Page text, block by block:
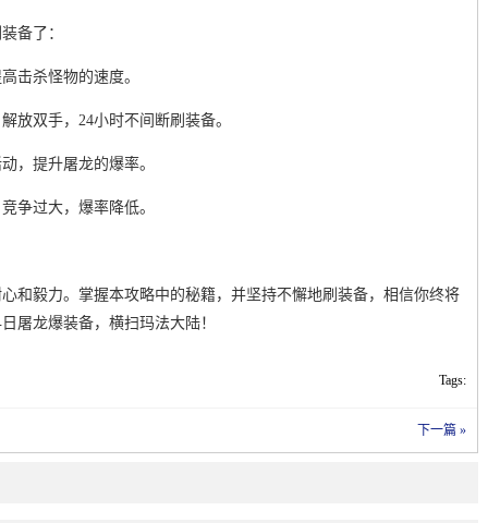
备了：
击杀怪物的速度。
放双手，24小时不间断刷装备。
，提升屠龙的爆率。
争过大，爆率降低。
和毅力。掌握本攻略中的秘籍，并坚持不懈地刷装备，相信你终将
屠龙爆装备，横扫玛法大陆！
Tags:
下一篇 »